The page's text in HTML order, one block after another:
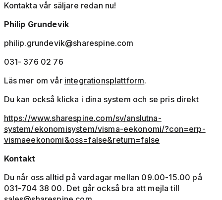
Kontakta vår säljare redan nu!
Philip Grundevik
philip.grundevik@sharespine.com
031- 376 02 76
Läs mer om vår integrationsplattform.
Du kan också klicka i dina system och se pris direkt
https://www.sharespine.com/sv/anslutna-
system/ekonomisystem/visma-eekonomi/?con=erp-
vismaeekonomi&oss=false&return=false
Kontakt
Du når oss alltid på vardagar mellan 09.00-15.00 på
031-704 38 00. Det går också bra att mejla till